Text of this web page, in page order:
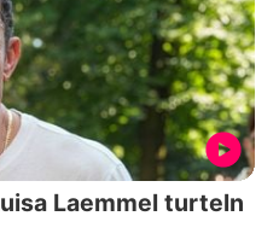
Laemmel turteln